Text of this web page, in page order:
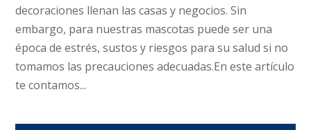
decoraciones llenan las casas y negocios. Sin
embargo, para nuestras mascotas puede ser una
época de estrés, sustos y riesgos para su salud si no
tomamos las precauciones adecuadas.En este artículo
te contamos...